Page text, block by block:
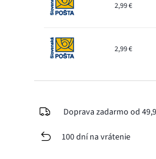
2,99 €
2,99 €
Doprava zadarmo od
100 dní na vrátenie